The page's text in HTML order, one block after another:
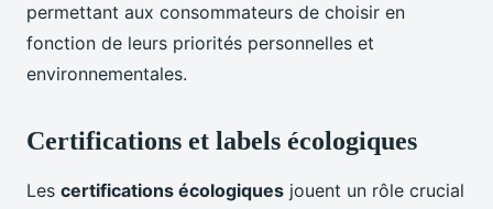
permettant aux consommateurs de choisir en
fonction de leurs priorités personnelles et
environnementales.
Certifications et labels écologiques
Les certifications écologiques jouent un rôle crucial